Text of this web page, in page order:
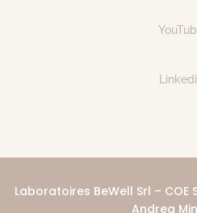
Laboratoires BeWell Srl – COE
Andrea